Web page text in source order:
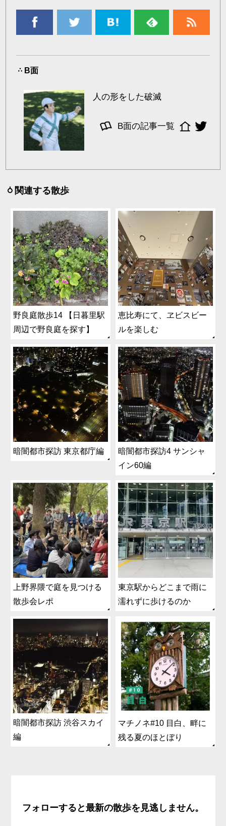
B面
人の形をした破滅
B面の記事一覧
関連する散歩
野良庭散歩14 【日暮里駅
周辺で野良庭を探す】
恵比寿にて、ヱビスビー
ルを楽しむ
暗闇都市探訪 東京都庁編
暗闇都市探訪4 サンシャ
イン60編
上野界隈で庭を見つける
散歩会レポ
東京駅からどこまで雨に
濡れずに歩けるのか
暗闇都市探訪 渋谷スカイ
編
マチノネ#10 目白、畔に
残る夏のほとぼり
フォローすると最新の散歩を見逃しません。